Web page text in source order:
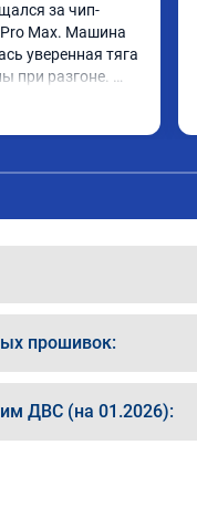
за чип-
Max. Машина
уверенная тяга
при разгоне.
даже немного
прошивок:
ДВС (на 01.2026):